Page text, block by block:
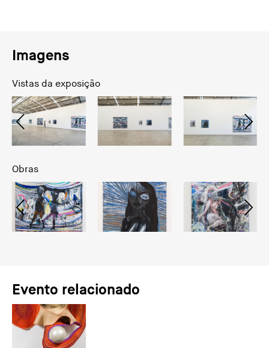
Imagens
Vistas da exposição
Obras
Evento relacionado